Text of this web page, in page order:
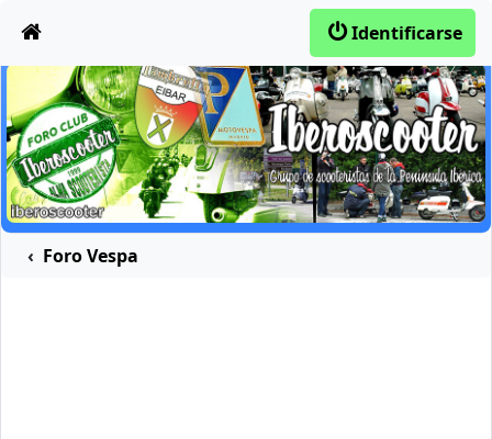
Identificarse
Foro Vespa